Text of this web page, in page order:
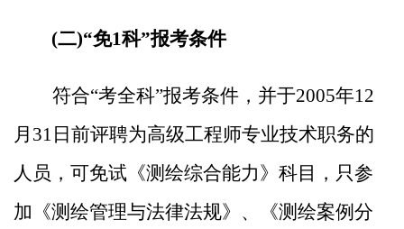
(二)“免1科”报考条件
符合“考全科”报考条件，并于2005年12
月 31 日前评聘为高级工程师专业技术职务的
人员，可免试《测绘综合能力》科目，只参
加《测绘管理与法律法规》、《测绘案例分